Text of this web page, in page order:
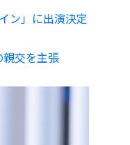
ン」に出演決定
交を主張